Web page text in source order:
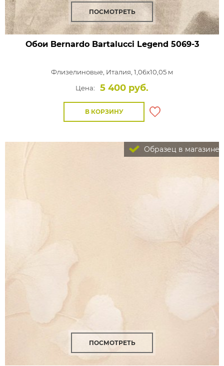
ПОСМОТРЕТЬ
Обои Bernardo Bartalucci Legend 5069-3
Флизелиновые, Италия, 1,06x10,05 м
Цена:
5 400 руб.
В КОРЗИНУ
Образец в магазине
ПОСМОТРЕТЬ